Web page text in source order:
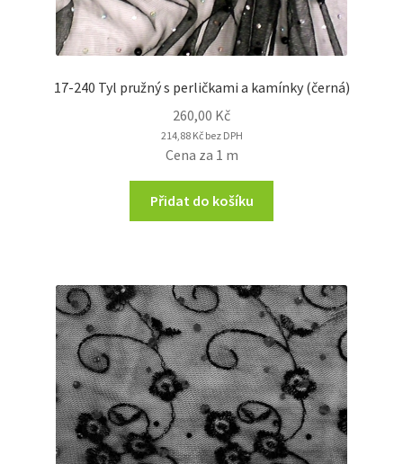
17-240 Tyl pružný s perličkami a kamínky (černá)
260,00 Kč
214,88 Kčbez DPH
Cena za 1 m
Přidat do košíku